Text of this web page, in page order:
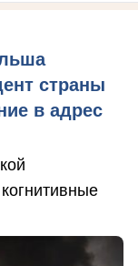
страны
в адрес